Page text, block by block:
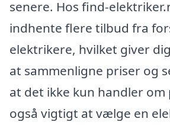
senere. Hos find-
indhente flere tilbud fra
elektrikere, hvilket giver
at sammenligne priser og
at det ikke kun handler om
også vigtigt at vælge en